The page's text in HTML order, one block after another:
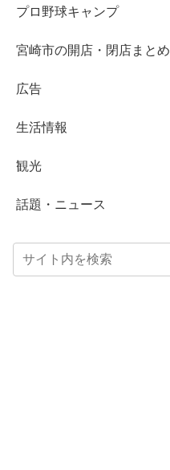
プロ野球キャンプ
宮崎市の開店・閉店まとめ
広告
生活情報
観光
話題・ニュース